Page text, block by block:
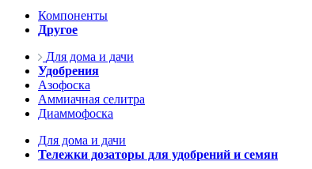
Компоненты
Другое
Для дома и дачи
Удобрения
Азофоска
Аммиачная селитра
Диаммофоска
Для дома и дачи
Тележки дозаторы для удобрений и семян